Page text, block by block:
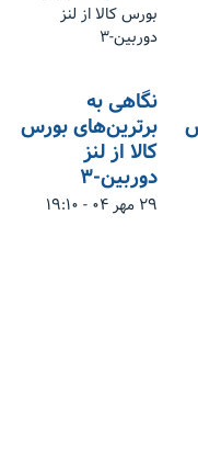
نگاهی به
برترین‌های بورس
کالا از لنز
دوربین-۳
۲۹ مهر ۰۴ - ۱۹:۱۰